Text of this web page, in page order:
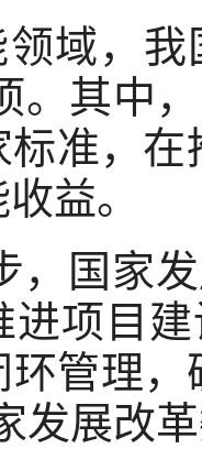
，我
。其中
标准，
益。
国家发
进项目
管理，
发展改